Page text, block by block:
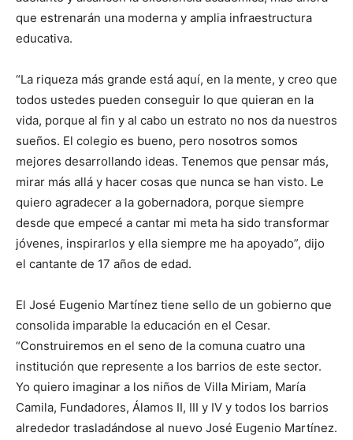
que estrenarán una moderna y amplia infraestructura
educativa.
“La riqueza más grande está aquí, en la mente, y creo que
todos ustedes pueden conseguir lo que quieran en la
vida, porque al fin y al cabo un estrato no nos da nuestros
sueños. El colegio es bueno, pero nosotros somos
mejores desarrollando ideas. Tenemos que pensar más,
mirar más allá y hacer cosas que nunca se han visto. Le
quiero agradecer a la gobernadora, porque siempre
desde que empecé a cantar mi meta ha sido transformar
jóvenes, inspirarlos y ella siempre me ha apoyado”, dijo
el cantante de 17 años de edad.
El José Eugenio Martínez tiene sello de un gobierno que
consolida imparable la educación en el Cesar.
“Construiremos en el seno de la comuna cuatro una
institución que represente a los barrios de este sector.
Yo quiero imaginar a los niños de Villa Miriam, María
Camila, Fundadores, Álamos II, III y IV y todos los barrios
alrededor trasladándose al nuevo José Eugenio Martínez.